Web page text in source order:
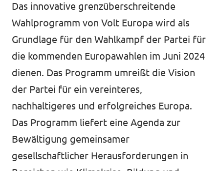
Das innovative grenzüberschreitende
Wahlprogramm von Volt Europa wird als
Grundlage für den Wahlkampf der Partei für
die kommenden Europawahlen im Juni 2024
dienen. Das Programm umreißt die Vision
der Partei für ein vereinteres,
nachhaltigeres und erfolgreiches Europa.
Das Programm liefert eine Agenda zur
Bewältigung gemeinsamer
gesellschaftlicher Herausforderungen in